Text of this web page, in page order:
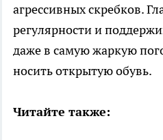
агрессивных скребков.
регулярности и
даже в самую жаркую
носить открытую обувь.
Читайте также: